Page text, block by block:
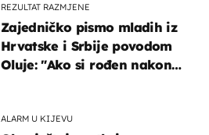
REZULTAT RAZMJENE
Zajedničko pismo mladih iz
Hrvatske i Srbije povodom
Oluje: "Ako si rođen nakon
ALARM U KIJEVU